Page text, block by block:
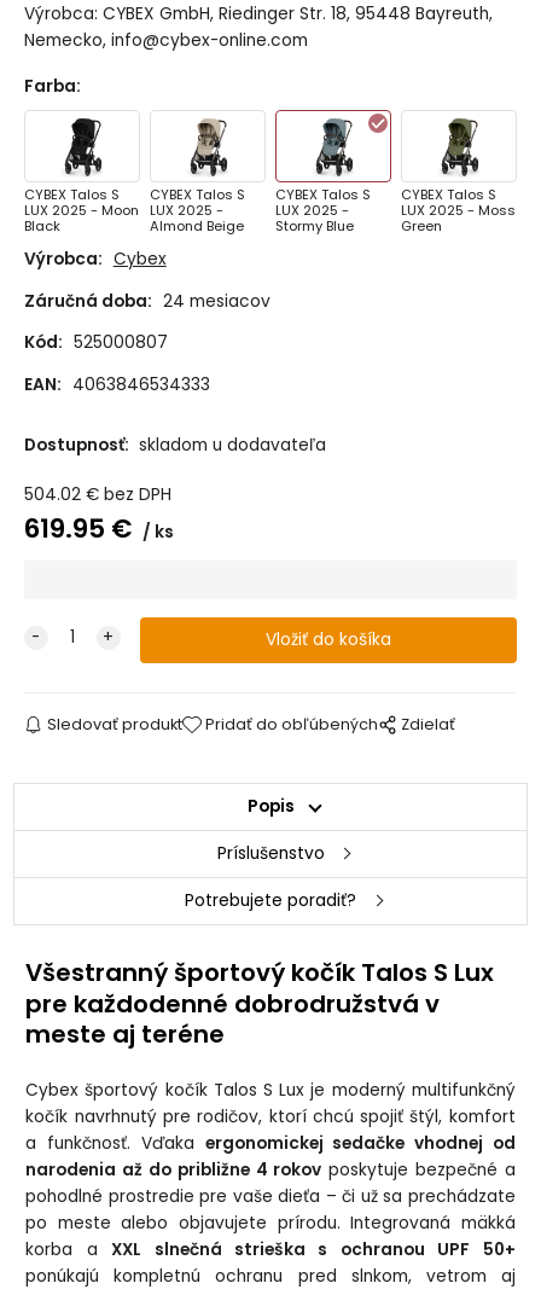
Výrobca: CYBEX GmbH, Riedinger Str. 18, 95448 Bayreuth,
Nemecko, info@cybex-online.com
Farba:
CYBEX Talos S
LUX 2025 - Moon
Black
CYBEX Talos S
LUX 2025 -
Almond Beige
CYBEX Talos S
LUX 2025 -
Stormy Blue
CYBEX Talos S
LUX 2025 - Moss
Green
Výrobca: Cybex
Záručná doba: 24 mesiacov
Kód: 525000807
EAN: 4063846534333
Dostupnosť: skladom u dodavateľa
504.02€ bez DPH
619.95 € ks
Sledovať produkt Pridať do obľúbených Zdielať
Popis
Príslušenstvo
Potrebujete poradiť?
Všestranný športový kočík Talos S Lux
pre každodenné dobrodružstvá v
meste aj teréne
Cybex športový kočík Talos S Lux je moderný multifunkčný
kočík navrhnutý pre rodičov, ktorí chcú spojiť štýl, komfort
a funkčnosť. Vďaka ergonomickej sedačke vhodnej od
narodenia až do približne 4 rokov poskytuje bezpečné a
pohodlné prostredie pre vaše dieťa – či už sa prechádzate
po meste alebo objavujete prírodu. Integrovaná mäkká
korba aXXL slnečná strieška s ochranou UPF 50+
ponúkajú kompletnú ochranu pred slnkom, vetrom aj